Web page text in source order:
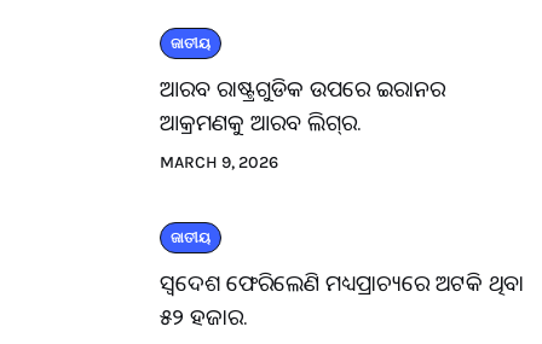
ଜାତୀୟ
ଆରବ ରାଷ୍ଟ୍ରଗୁଡିକ ଉପରେ ଇରାନର
ଆକ୍ରମଣକୁ ଆରବ ଲିଗ୍‌ର.
MARCH 9, 2026
ଜାତୀୟ
ସ୍ବଦେଶ ଫେରିଲେଣି ମଧ୍ୟପ୍ରାଚ୍ୟରେ ଅଟକି ଥିବା
୫୨ ହଜାର.